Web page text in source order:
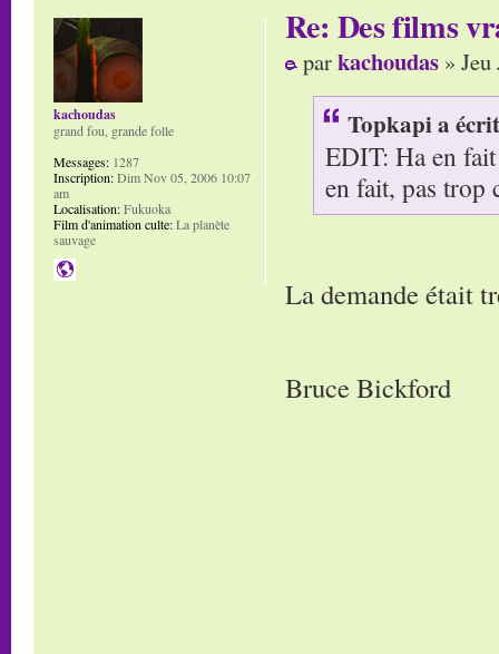
Re: Des films
parkachoudas »
Topkapi a
EDIT: Ha en
en fait, pas trop
La demande était
Bruce Bickford
kachoudas
grand fou, grande folle
Messages: 1287
Inscription:Dim Nov 05, 2006 10:07
am
Localisation:Fukuoka
Film d'animation culte:La planète
sauvage